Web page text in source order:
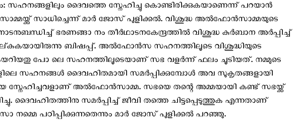
സഹനങ്ങളിലും ദൈവത്തെ സ്നേഹിച്ചു കൊണ്ടിരിക്കുകയാണെന്ന് പറയാൻ
സാധിച്ചെന്ന് മാർ ജോസ് പുളിക്കൽ. വിശുദ്ധ അൽഫോൻസാമ്മയുടെ
ഭരണങ്ങാ നം തീർഥാടനകേന്ദ്രത്തിൽ വിശുദ്ധ കുർബാന അർപ്പിച്ച്
ബിഷപ്പ്. അൽഫോൻസ സഹനത്തിലൂടെ വിശുദ്ധിയുടെ
പോ ലെ സഹനത്തിലൂടെയാണ് സഭ വളർന്ന് ഫലം ചൂടിയത്‌. നമ്മുടെ
സഹനങ്ങൾ ദൈവഹിതമായി സമർപ്പിക്കുമ്പോൾ അവ സുകൃതങ്ങളായി
സ്നേഹിച്ചവളാണ് അൽഫോൻസാമ്മ. സഭയെ തന്റെ അമ്മയായി കണ്ട് സഭയ്ക്ക്
ദൈവഹിതത്തിനു സമർപ്പിച്ച് ജീവി തത്തെ ചിട്ടപ്പെടുത്തുക എന്നതാണ്
പഠിപ്പിക്കുന്നതെന്നും മാർ ജോസ് പുളിക്കൽ പറഞ്ഞു.